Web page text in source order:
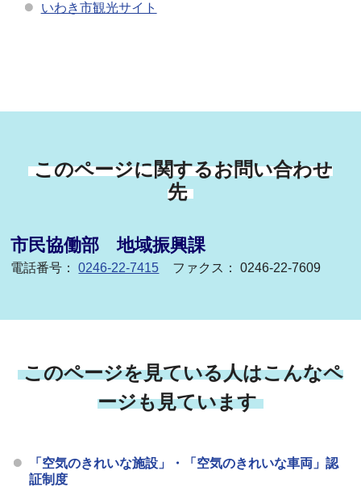
いわき市観光サイト
このページに関するお問い合わせ
先
市民協働部 地域振興課
電話番号：0246-22-7415 ファクス： 0246-22-7609
このページを見ている人はこんなペ
ージも見ています
「空気のきれいな施設」・「空気のきれいな車両」認
証制度